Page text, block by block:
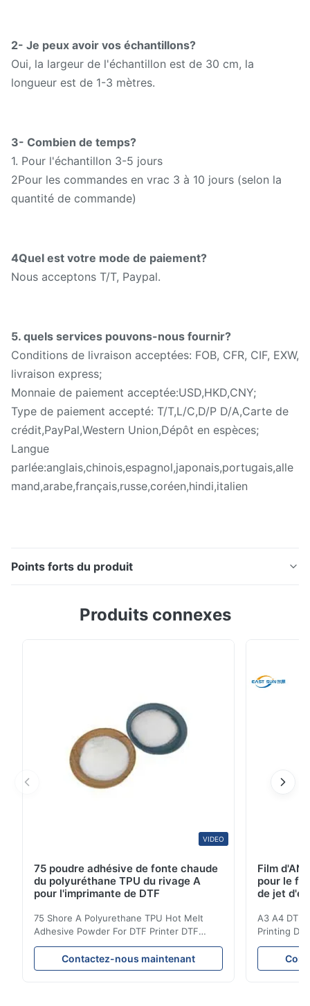
2- Je peux avoir vos échantillons?
Oui, la largeur de l'échantillon est de 30 cm, la
longueur est de 1-3 mètres.
3- Combien de temps?
1. Pour l'échantillon 3-5 jours
2Pour les commandes en vrac 3 à 10 jours (selon la
quantité de commande)
4Quel est votre mode de paiement?
Nous acceptons T/T, Paypal.
5. quels services pouvons-nous fournir?
Conditions de livraison acceptées: FOB, CFR, CIF, EXW,
livraison express;
Monnaie de paiement acceptée:USD,HKD,CNY;
Type de paiement accepté: T/T,L/C,D/P D/A,Carte de
crédit,PayPal,Western Union,Dépôt en espèces;
Langue
parlée:anglais,chinois,espagnol,japonais,portugais,alle
mand,arabe,français,russe,coréen,hindi,italien
Points forts du produit
Polyuréthane souple TPU Film adhésif à fusion à
Produits connexes
VIDEO
75 poudre adhésive de fonte chaude
du polyuréthane TPU du rivage A
pour l'imprimante de DTF
75 Shore A Polyurethane TPU Hot Melt
Adhesive Powder For DTF Printer DTF
Powder Technical Parameters Bonding
Parameters ( reference only) Temperature
110-130℃ Press 0.5-1.5 kg/cm2 Time 8-20
Contactez-nous maintenant
Film
pour le
de jet
A3 A4 DTF
Printing
application
textile
pattern